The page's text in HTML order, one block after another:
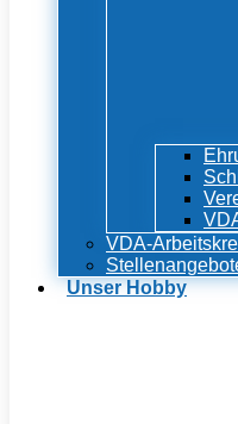
VDA-
Unser Hobby